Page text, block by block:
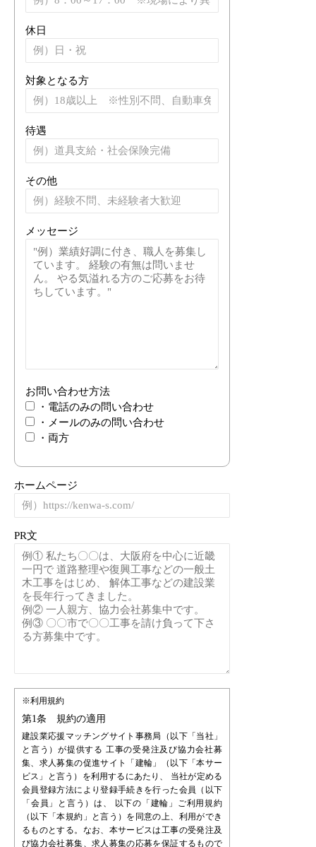
休日
対象となる方
待遇
その他
メッセージ
お問い合わせ方法
・電話のみの問い合わせ
・メールのみの問い合わせ
・両方
ホームページ
PR文
※利用規約
第1条 規約の適用
建設業応援マッチングサイト事務局（以下「当社」
と言う）が提供する 工事の受発注及び協力会社募
集、求人募集の促進サイト「建輪」（以下「本サー
ビス」と言う）を利用するにあたり、 当社が定める
会員登録方法により登録手続きを行った会員（以下
「会員」と言う）は、 以下の「建輪」ご利用規約
（以下「本規約」と言う）を同意の上、利用ができ
るものとする。なお、本サービスは工事の受発注及
び協力会社募集、求人募集の応募を保証するもので